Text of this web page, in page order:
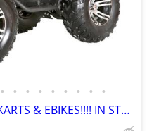
• • • • • • • • •
4 WHEELERS, DIRT BIKES, GO KARTS & EBIKES!!!! IN STOCK NOW!!!